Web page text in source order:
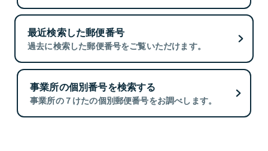
最近検索した郵便番号
過去に検索した郵便番号をご覧いただけます。
事業所の個別番号を検索する
事業所の７けたの個別郵便番号をお調べします。